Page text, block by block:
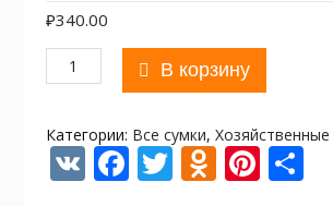
₽340.00
Количество
товара
авоська
малая
цвета
В корзину
Категории: Все сумки, Хозяйственные
V F T O Pi О